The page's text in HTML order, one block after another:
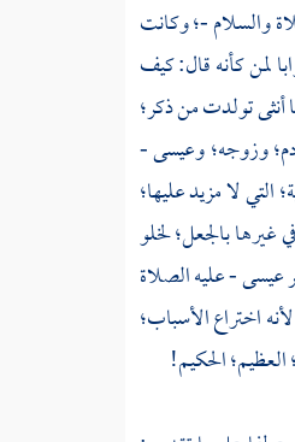
والسلام -؛ وكانت
لمن كأنه قال: كيف
أنثى تولدت من ذكر؛
وزوجه؛وعيسى-
التي لا مزيد عليها؛
بالجعل؛ لخلو
عيسى- عليه الصلاة
اختراع الأسباب؛
الحكيم!